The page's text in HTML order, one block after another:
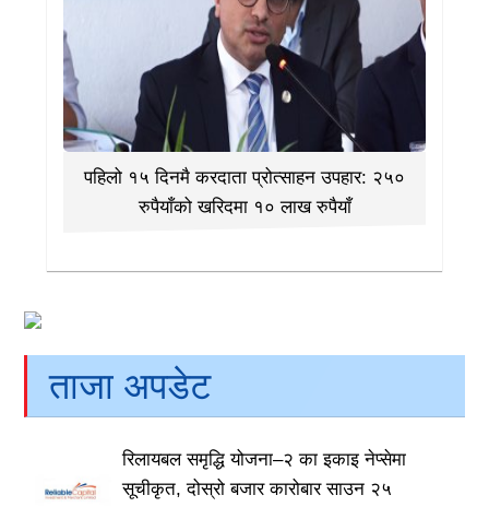
पहिलो १५ दिनमै करदाता प्रोत्साहन उपहार: २५०
रुपैयाँको खरिदमा १० लाख रुपैयाँ
ताजा अपडेट
रिलायबल समृद्धि योजना–२ का इकाइ नेप्सेमा
सूचीकृत, दोस्रो बजार कारोबार साउन २५